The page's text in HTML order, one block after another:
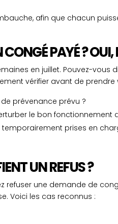
afin que chacun
CONGÉ PAYÉ ?
en juillet. Pouvez-vous
vérifier avant de prendre
prévenance prévu ?
le bon fonctionnement
prises en
UN REFUS ?
refuser une demande de
Voici les cas reconnus :